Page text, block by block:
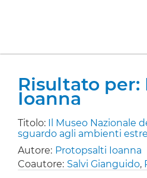
Risultato
Ioanna
Titolo: Il Museo Nazionale
sguardo agli ambienti
Autore: Protopsalti Ioanna
Coautore: Salvi Gianguido,